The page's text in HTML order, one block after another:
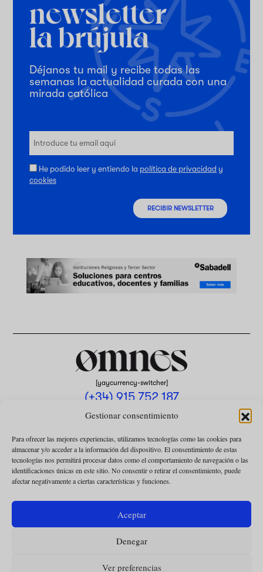
Gestionar consentimiento
Para ofrecer las mejores experiencias, utilizamos tecnologías como las cookies para
almacenar y/o acceder a la información del dispositivo. El consentimiento de estas
tecnologías nos permitirá procesar datos como el comportamiento de navegación o las
identificaciones únicas en este sitio. No consentir o retirar el consentimiento, puede
afectar negativamente a ciertas características y funciones.
Aceptar
Denegar
Ver preferencias
Déjanos tu mail y recibe todas las
semanas la actualidad curada con una
mirada católica
He podido leer y entiendo la política de privacidad y
cookies
RECIBIR NEWSLETTER
[yaycurrency-switcher]
(+34) 915 752 187
omnes@omnesmag.com
POLÍTICA DE PRIVACIDAD
USO DE COOKIES
CONDICIONES DE LA COLABORACIÓN